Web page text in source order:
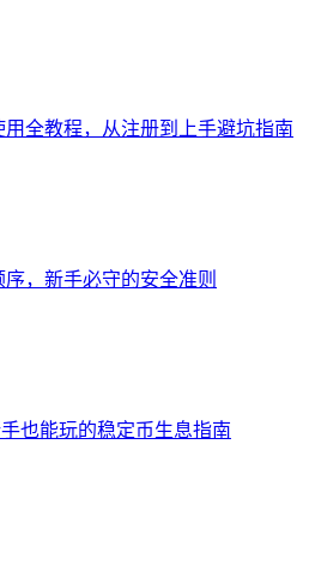
全教程，从注册到上手避坑指南
，新手必守的安全准则
也能玩的稳定币生息指南